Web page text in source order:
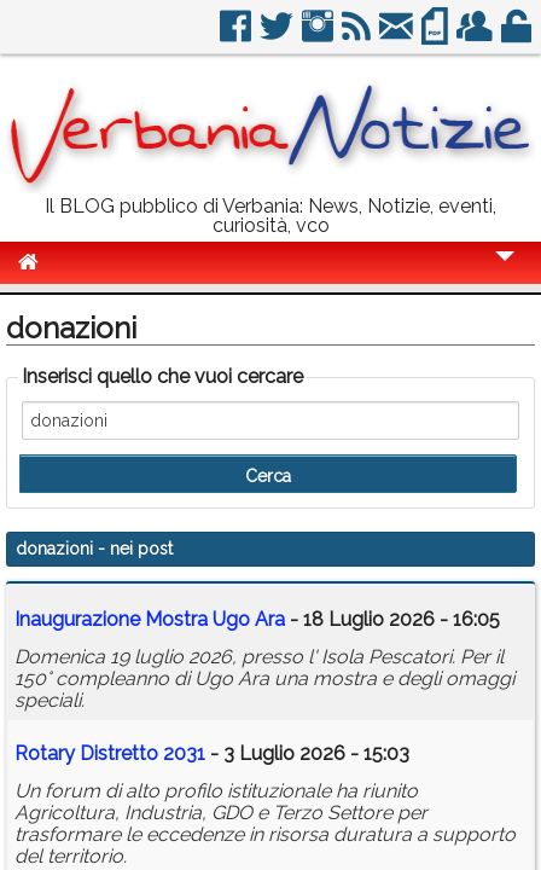
Il BLOG pubblico di Verbania: News, Notizie, eventi,
curiosità, vco
Politica
Sport
Eventi
Info Utili
Rubriche
Calendario
Annunci
donazioni
Inserisci quello che vuoi cercare
donazioni - nei post
Inaugurazione Mostra Ugo Ara - 18 Luglio 2026 - 16:05
Domenica 19 luglio 2026, presso l' Isola Pescatori. Per il
150° compleanno di Ugo Ara una mostra e degli omaggi
speciali.
Rotary Distretto 2031 - 3 Luglio 2026 - 15:03
Un forum di alto profilo istituzionale ha riunito
Agricoltura, Industria, GDO e Terzo Settore per
trasformare le eccedenze in risorsa duratura a supporto
del territorio.